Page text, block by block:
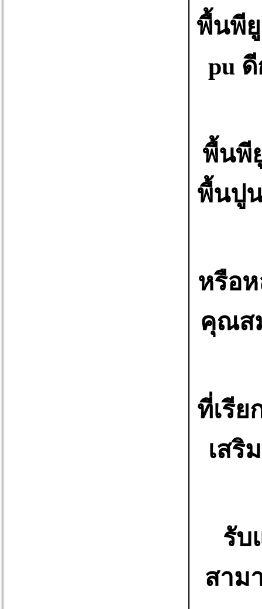
พื้นพียู
pu
พื้นพี
พื้นปู
หรือ
คุณส
ที่เรีย
เสริ
รับ
สาม